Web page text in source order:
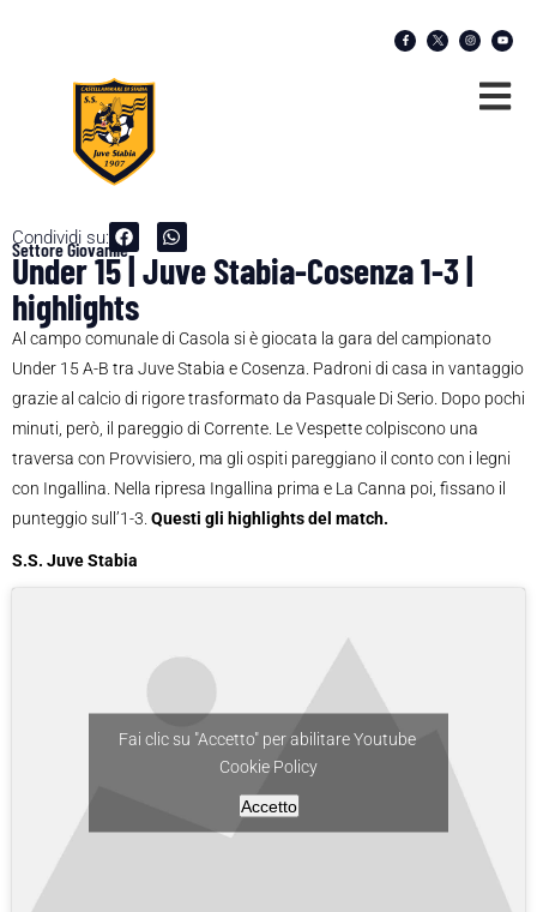
Condividi su:
Settore Giovanile
Under 15 | Juve Stabia-Cosenza 1-3 |
highlights
Al campo comunale di Casola si è giocata la gara del campionato
Under 15 A-B tra Juve Stabia e Cosenza. Padroni di casa in vantaggio
grazie al calcio di rigore trasformato da Pasquale Di Serio. Dopo pochi
minuti, però, il pareggio di Corrente. Le Vespette colpiscono una
traversa con Provvisiero, ma gli ospiti pareggiano il conto con i legni
con Ingallina. Nella ripresa Ingallina prima e La Canna poi, fissano il
punteggio sull’1-3. Questi gli highlights del match.
S.S. Juve Stabia
Fai clic su "Accetto" per abilitare Youtube
Cookie Policy
Accetto